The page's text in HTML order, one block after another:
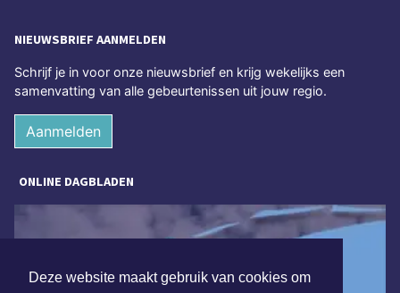
Deze website maakt gebruik van cookies om
NIEUWSBRIEF AANMELDEN
Schrijf je in voor onze nieuwsbrief en krijg wekelijks een
samenvatting van alle gebeurtenissen uit jouw regio.
Aanmelden
ONLINE DAGBLADEN